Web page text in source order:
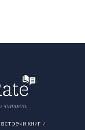
читает.
книг и